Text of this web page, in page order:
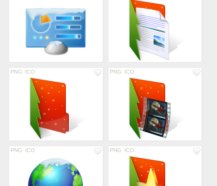
PNG ICO PNG ICO
PNG ICO PNG ICO